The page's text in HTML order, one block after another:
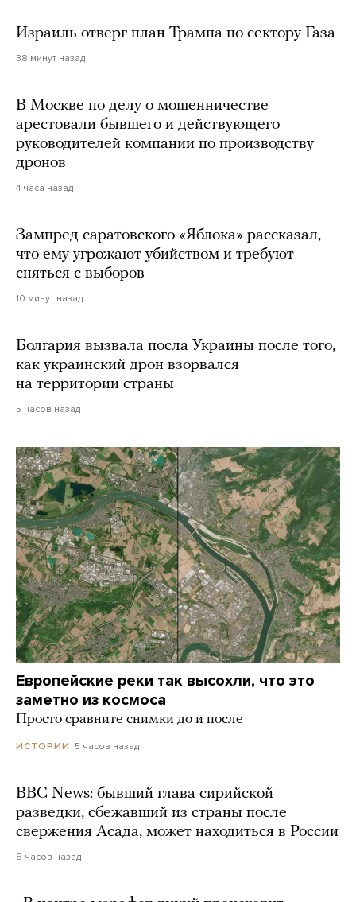
Израиль отверг план Трампа по сектору Газа
38 минут назад
В Москве по делу о мошенничестве
арестовали бывшего и действующего
руководителей компании по производству
дронов
4 часа назад
Зампред саратовского «Яблока» рассказал,
что ему угрожают убийством и требуют
сняться с выборов
10 минут назад
Болгария вызвала посла Украины после того,
как украинский дрон взорвался
на территории страны
5 часов назад
Европейские реки так высохли, что это
заметно из космоса
Просто сравните снимки до и после
ИСТОРИИ 5 часов назад
BBC News: бывший глава сирийской
разведки, сбежавший из страны после
свержения Асада, может находиться в России
8 часов назад